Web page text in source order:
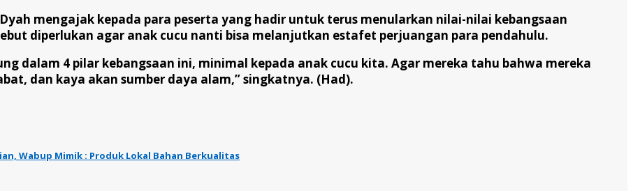
mengajak kepada para peserta yang hadir untuk terus menularkan nilai-nilai kebangsaan
diperlukan agar anak cucu nanti bisa melanjutkan estafet perjuangan para pendahulu.
dalam 4 pilar kebangsaan ini, minimal kepada anak cucu kita. Agar mereka tahu bahwa mereka
dan kaya akan sumber daya alam,” singkatnya. (Had).
Wabup Mimik : Produk Lokal Bahan Berkualitas